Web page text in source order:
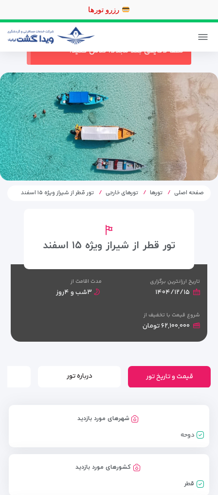
رزر
در حال حاضر ارتباط با سرور قطع می باشد
لطفا دقایقی بعد مجددا تلاش کنید.
صفحه اصلی تورها تورهای خارجی تور قطر از شیراز ویژه ۱۵ اسفند
تور قطر از شیراز ویژه ۱۵ اسفند
تاریخ ارزانترین برگزاری
۱۴۰۴/۱۲/۱۵
مدت اقامت از
۳شب و ۴روز
شروع قیمت با تخفیف از
۶۲,۱۰۰,۰۰۰ تومان
قیمت و تاریخ تور درباره تور
شهرهای مورد بازدید
دوحه
کشورهای مورد بازدید
قطر